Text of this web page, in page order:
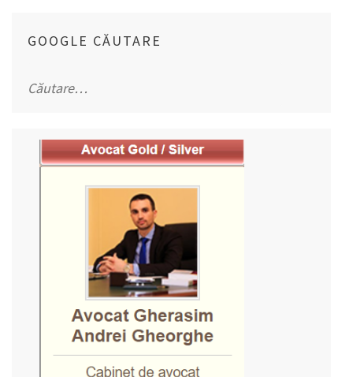
GOOGLE CĂUTARE
după: